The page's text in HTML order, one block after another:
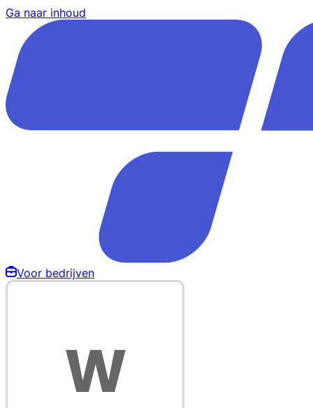
Ga naar inhoud
Voor bedrijven